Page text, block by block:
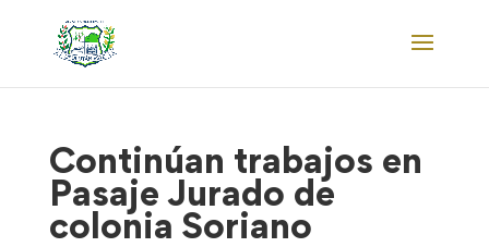
Continúan trabajos en
Pasaje Jurado de
colonia Soriano